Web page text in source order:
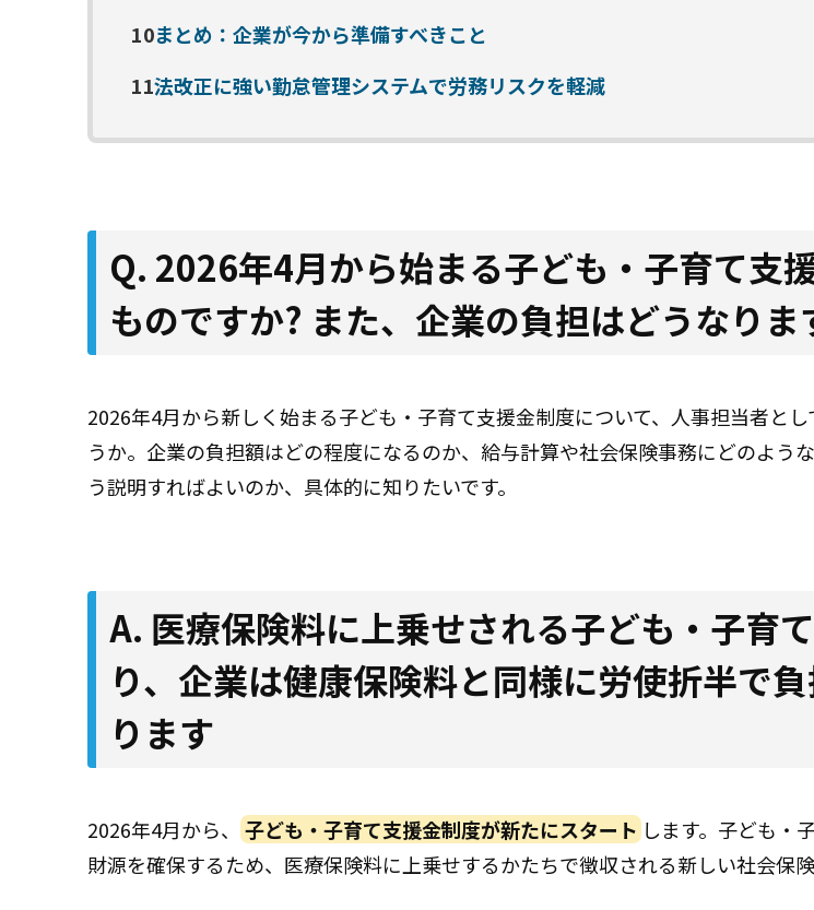
10まとめ：企業が今から準備すべきこと
11法改正に強い勤怠管理システムで労務リスクを軽減
Q. 2026年4月から始まる子ども・子育て支
ものですか? また、企業の負担はどうなりま
2026年4月から新しく始まる子ども・子育て支援金制度について、人事担当者と
うか。企業の負担額はどの程度になるのか、給与計算や社会保険事務にどのよう
う説明すればよいのか、具体的に知りたいです。
A. 医療保険料に上乗せされる子ども・子育
り、企業は健康保険料と同様に労使折半で
ります
2026年4月から、 子ども・子育て支援金制度が新たにスタート します。子ども・
財源を確保するため、医療保険料に上乗せするかたちで徴収される新しい社会保険